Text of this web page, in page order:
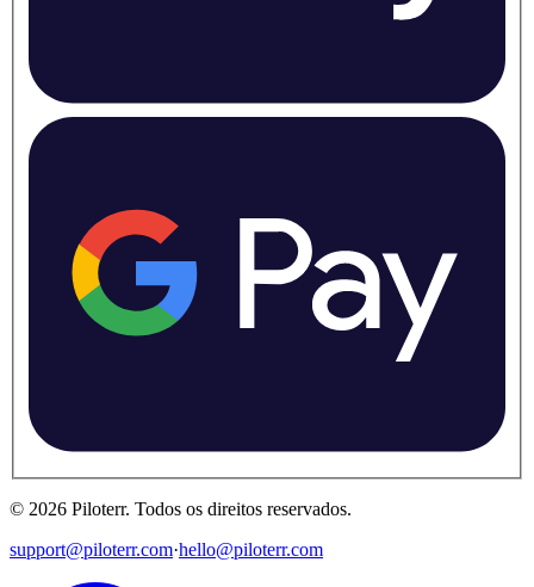
© 2026 Piloterr. Todos os direitos reservados.
support@piloterr.com·hello@piloterr.com